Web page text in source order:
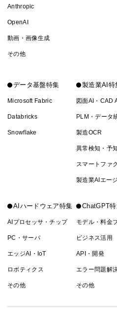
Anthropic
OpenAI
動画・画像生成
その他
データ基盤特集
Microsoft Fabric
Databricks
Snowflake
製造業AI特
図面AI・CAD
PLM・データ
製造OCR
異常検知・予
スマートファ
製造業AIエー
AIハードウェア特集
AIプロセッサ・チップ
PC・サーバ
エッジAI・IoT
ロボティクス
その他
ChatGPT
モデル・料金
ビジネス活用
API・開発
エラー問題解
その他